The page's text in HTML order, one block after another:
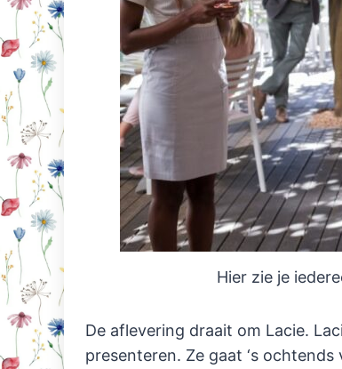
Hier zie je
De aflevering draait om Lacie.
presenteren. Ze gaat ‘s